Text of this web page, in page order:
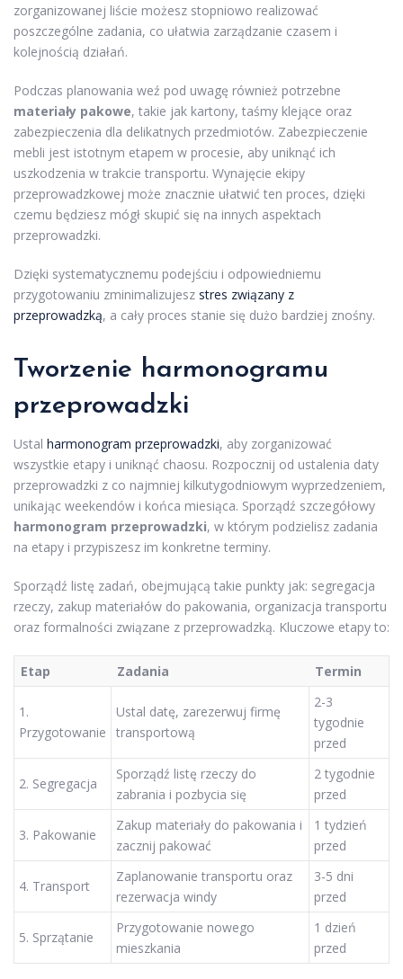
zorganizowanej liście możesz stopniowo realizować
poszczególne zadania, co ułatwia zarządzanie czasem i
kolejnością działań.
Podczas planowania weź pod uwagę również potrzebne
materiały pakowe, takie jak kartony, taśmy klejące oraz
zabezpieczenia dla delikatnych przedmiotów. Zabezpieczenie
mebli jest istotnym etapem w procesie, aby uniknąć ich
uszkodzenia w trakcie transportu. Wynajęcie ekipy
przeprowadzkowej może znacznie ułatwić ten proces, dzięki
czemu będziesz mógł skupić się na innych aspektach
przeprowadzki.
Dzięki systematycznemu podejściu i odpowiedniemu
przygotowaniu zminimalizujesz stres związany z
przeprowadzką, a cały proces stanie się dużo bardziej znośny.
Tworzenie harmonogramu
przeprowadzki
Ustal harmonogram przeprowadzki, aby zorganizować
wszystkie etapy i uniknąć chaosu. Rozpocznij od ustalenia daty
przeprowadzki z co najmniej kilkutygodniowym wyprzedzeniem,
unikając weekendów i końca miesiąca. Sporządź szczegółowy
harmonogram przeprowadzki, w którym podzielisz zadania
na etapy i przypiszesz im konkretne terminy.
Sporządź listę zadań, obejmującą takie punkty jak: segregacja
rzeczy, zakup materiałów do pakowania, organizacja transportu
oraz formalności związane z przeprowadzką. Kluczowe etapy to:
Etap Zadania Termin
1.
Przygotowanie
Ustal datę, zarezerwuj firmę
transportową
2-3
tygodnie
przed
2. Segregacja
Sporządź listę rzeczy do
zabrania i pozbycia się
2 tygodnie
przed
3. Pakowanie
Zakup materiały do pakowania i
zacznij pakować
1 tydzień
przed
4. Transport
Zaplanowanie transportu oraz
rezerwacja windy
3-5 dni
przed
5. Sprzątanie
Przygotowanie nowego
mieszkania
1 dzień
przed